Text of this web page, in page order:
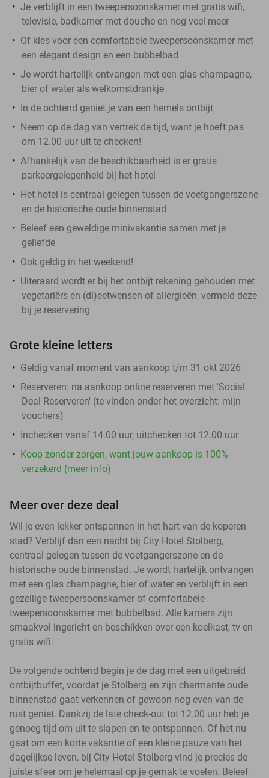
Je verblijft in een tweepersoonskamer met gratis wifi,
televisie, badkamer met douche en nog veel meer
Of kies voor een comfortabele tweepersoonskamer met
een elegant design en een bubbelbad
Je wordt hartelijk ontvangen met een glas champagne,
bier of water als welkomstdrankje
In de ochtend geniet je van een hemels ontbijt
Neem op de dag van vertrek de tijd, want je hoeft pas
om 12.00 uur uit te checken!
Afhankelijk van de beschikbaarheid is er gratis
parkeergelegenheid bij het hotel
Het hotel is centraal gelegen tussen de voetgangerszone
en de historische oude binnenstad
Beleef een geweldige minivakantie samen met je
geliefde
Ook geldig in het weekend!
Uiteraard wordt er bij het ontbijt rekening gehouden met
vegetariërs en (di)eetwensen of allergieën, vermeld deze
bij je reservering
Grote kleine letters
Geldig vanaf moment van aankoop t/m 31 okt 2026
Reserveren: na aankoop online reserveren met 'Social
Deal Reserveren' (te vinden onder het overzicht: mijn
vouchers)
Inchecken vanaf 14.00 uur, uitchecken tot 12.00 uur
Koop zonder zorgen, want jouw aankoop is 100%
verzekerd (meer info)
Meer over deze deal
Wil je even lekker ontspannen in het hart van de koperen
stad? Verblijf dan een nacht bij City Hotel Stolberg,
centraal gelegen tussen de voetgangerszone en de
historische oude binnenstad. Je wordt hartelijk ontvangen
met een glas champagne, bier of water en verblijft in een
gezellige tweepersoonskamer of comfortabele
tweepersoonskamer met bubbelbad. Alle kamers zijn
smaakvol ingericht en beschikken over een koelkast, tv en
gratis wifi.
De volgende ochtend begin je de dag met een uitgebreid
ontbijtbuffet, voordat je Stolberg en zijn charmante oude
binnenstad gaat verkennen of gewoon nog even van de
rust geniet. Dankzij de late check-out tot 12.00 uur heb je
genoeg tijd om uit te slapen en te ontspannen. Of het nu
gaat om een korte vakantie of een kleine pauze van het
dagelijkse leven, bij City Hotel Stolberg vind je precies de
juiste sfeer om je helemaal op je gemak te voelen. Beleef